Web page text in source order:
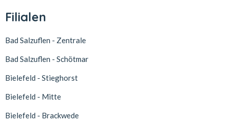
Filialen
Bad Salzuflen - Zentrale
Bad Salzuflen - Schötmar
Bielefeld - Stieghorst
Bielefeld - Mitte
Bielefeld - Brackwede